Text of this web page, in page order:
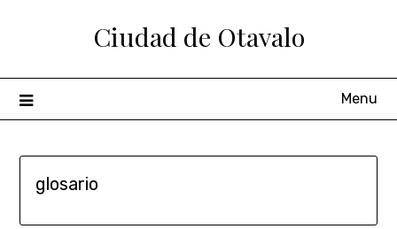
Ciudad de Otavalo
Menu
glosario